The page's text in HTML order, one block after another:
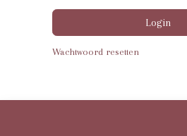
Login
Wachtwoord resetten